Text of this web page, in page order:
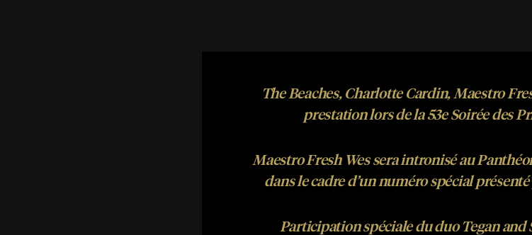
The Beaches, Charlotte Cardin, Maestro
prestation lors de la 53e Soirée des
Maestro Fresh Wes sera intronisé au
dans le cadre d’un numéro spécial
Participation spéciale du duo Tegan and